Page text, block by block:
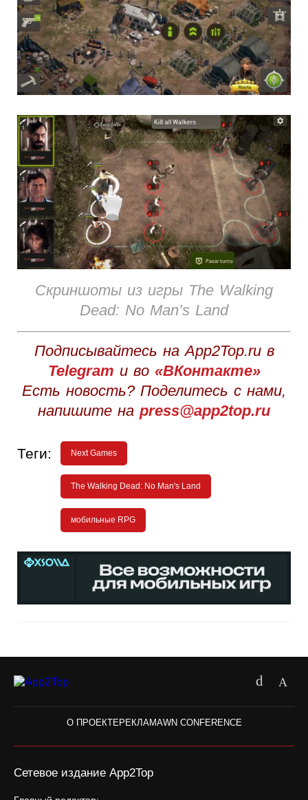
Скриншоты из игры The Walking
Dead: No Man’s Land
Подписывайтесь на App2Top.ru в
Telegram и во «ВКонтакте»
Есть новость? Поделитесь с нами,
напишите на press@app2top.ru
Теги: Next Games
The Walking Dead: No Man's Land
мобильные RPG
О ПРОЕКТЕРЕКЛАМАWN CONFERENCE
Сетевое издание App2Top